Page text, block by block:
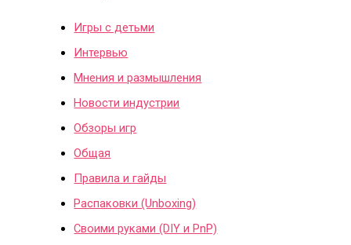
Игры с детьми
Интервью
Мнения и размышления
Новости индустрии
Обзоры игр
Общая
Правила и гайды
Распаковки (Unboxing)
Своими руками (DIY и PnP)